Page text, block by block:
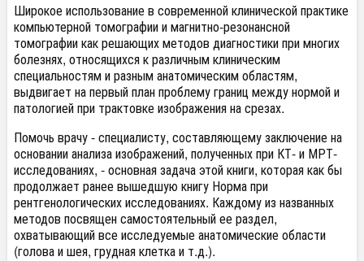
Широкое использование в современной клинической практике
компьютерной томографии и магнитно-резонансной
томографии как решающих методов диагностики при многих
болезнях, относящихся к различным клиническим
специальностям и разным анатомическим областям,
выдвигает на первый план проблему границ между нормой и
патологией при трактовке изображения на срезах.
Помочь врачу - специалисту, составляющему заключение на
основании анализа изображений, полученных при КТ- и МРТ-
исследованиях, - основная задача этой книги, которая как бы
продолжает ранее вышедшую книгу Норма при
рентгенологических исследованиях. Каждому из названных
методов посвящен самостоятельный ее раздел,
охватывающий все исследуемые анатомические области
(голова и шея, грудная клетка и т.д.).